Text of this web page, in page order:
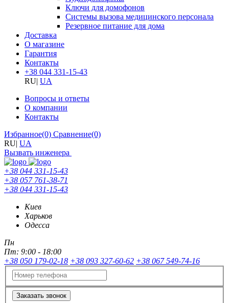
Ключи для домофонов
Системы вызова медицинского персонала
Резервное питание для дома
Доставка
О магазине
Гарантия
Контакты
+38 044 331-15-43
RU| UA
Вопросы и ответы
О компании
Контакты
Избранное(0) Сравнение(0)
RU| UA
Вызвать инженера
+38 044 331-15-43
+38 057 761-38-71
+38 044 331-15-43
Киев
Харьков
Одесса
Пн
Пт: 9:00 - 18:00
+38 050 179-02-18 +38 093 327-60-62 +38 067 549-74-16
Заказать звонок